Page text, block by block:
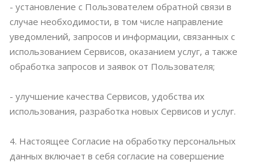
- установление с Пользователем обратной связи в
случае необходимости, в том числе направление
уведомлений, запросов и информации, связанных с
использованием Сервисов, оказанием услуг, а также
обработка запросов и заявок от Пользователя;
- улучшение качества Сервисов, удобства их
использования, разработка новых Сервисов и услуг.
4. Настоящее Согласие на обработку персональных
данных включает в себя согласие на совершение